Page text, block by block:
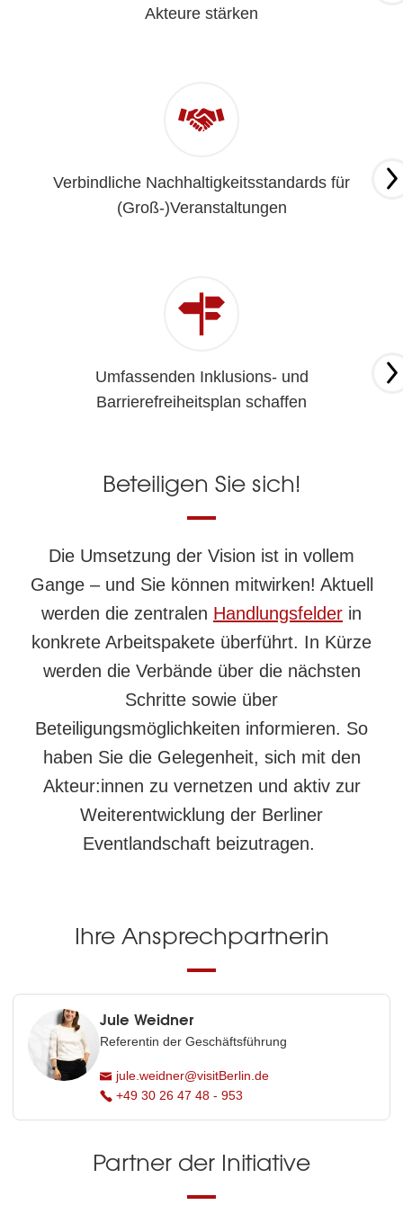
Akteure stärken
Verbindliche Nachhaltigkeitsstandards für
(Groß-)Veranstaltungen
Umfassenden Inklusions- und
Barrierefreiheitsplan schaffen
Beteiligen Sie sich!
Die Umsetzung der Vision ist in vollem
Gange – und Sie können mitwirken! Aktuell
werden die zentralen Handlungsfelder in
konkrete Arbeitspakete überführt. In Kürze
werden die Verbände über die nächsten
Schritte sowie über
Beteiligungsmöglichkeiten informieren. So
haben Sie die Gelegenheit, sich mit den
Akteur:innen zu vernetzen und aktiv zur
Weiterentwicklung der Berliner
Eventlandschaft beizutragen.
Ihre Ansprechpartnerin
Jule Weidner
Referentin der Geschäftsführung
jule.weidner@visitBerlin.de
+49 30 26 47 48 - 953
Partner der Initiative